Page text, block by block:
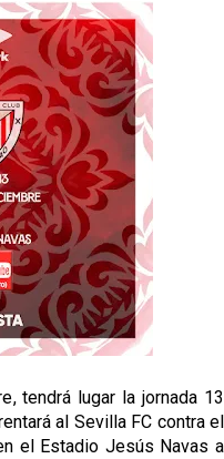
reforzar el centro
al Genoa
para salir
la cantera del
27
de La Liga
pretemporada con el
tendrá lugar la jornada 13
al Sevilla FC contra el
el Estadio Jesús Navas a